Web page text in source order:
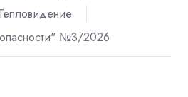
№3/2026